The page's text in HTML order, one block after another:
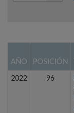
AÑO POSICIÓN
2022 96